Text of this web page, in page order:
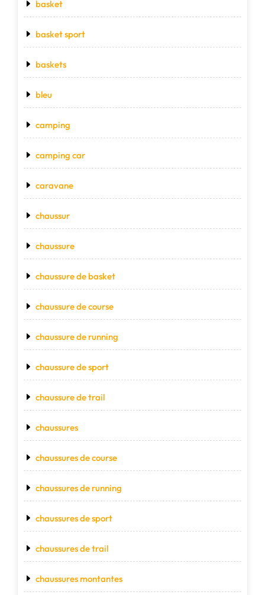
basket
basket sport
baskets
bleu
camping
camping car
caravane
chaussur
chaussure
chaussure de basket
chaussure de course
chaussure de running
chaussure de sport
chaussure de trail
chaussures
chaussures de course
chaussures de running
chaussures de sport
chaussures de trail
chaussures montantes